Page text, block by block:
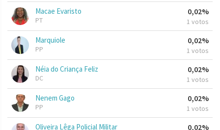
Macae Evaristo
PT
0,02%
1 votos
Marquiole
PP
0,02%
1 votos
Néia do Criança Feliz
DC
0,02%
1 votos
Nenem Gago
PP
0,02%
1 votos
Oliveira Lêga Policial Militar 0,02%